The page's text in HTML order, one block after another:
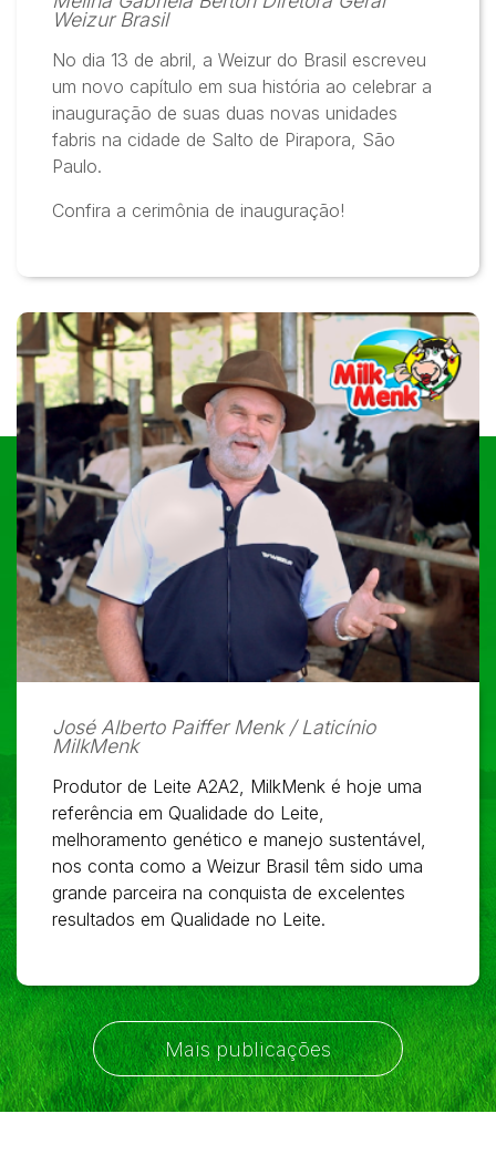
Weizur Brasil
No dia 13 de abril, a Weizur do Brasil escreveu
um novo capítulo em sua história ao celebrar a
inauguração de suas duas novas unidades
fabris na cidade de Salto de Pirapora, São
Paulo.
Confira a cerimônia de inauguração!
José Alberto Paiffer Menk / Laticínio
MilkMenk
Produtor de Leite A2A2, MilkMenk é hoje uma
referência em Qualidade do Leite,
melhoramento genético e manejo sustentável,
nos conta como a Weizur Brasil têm sido uma
grande parceira na conquista de excelentes
resultados em Qualidade no Leite.
Mais publicações